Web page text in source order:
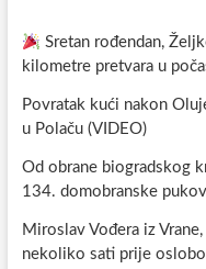
Sretan rođendan,
kilometre pretvara u
Povratak kući nakon
u Polaču (VIDEO)
Od obrane biogradskog
134. domobranske
Miroslav Vođera iz
nekoliko sati prije